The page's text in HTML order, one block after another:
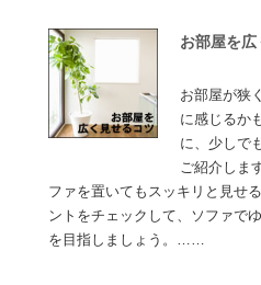
お部屋を
お部屋が狭
に感じるか
に、少しで
ご紹介しま
ファを置いてもスッキリと見せ
ントをチェックして、ソファで
を目指しましょう。……